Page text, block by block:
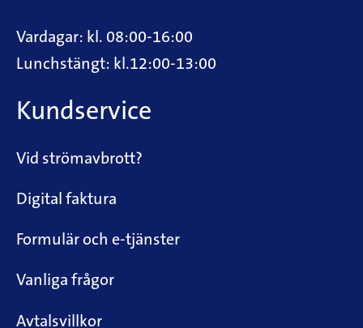
Vardagar: kl. 08:00-16:00
Lunchstängt: kl.12:00-13:00
Kundservice
Vid strömavbrott?
Digital faktura
Formulär och e-tjänster
Vanliga frågor
Avtalsvillkor